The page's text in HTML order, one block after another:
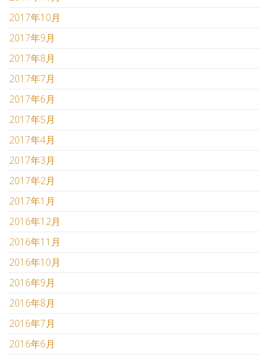
2017年10月
2017年9月
2017年8月
2017年7月
2017年6月
2017年5月
2017年4月
2017年3月
2017年2月
2017年1月
2016年12月
2016年11月
2016年10月
2016年9月
2016年8月
2016年7月
2016年6月